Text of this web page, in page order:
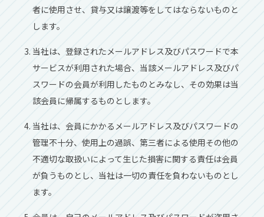
者に使⽤させ、貸与⼜は譲渡等をしてはならないものと
します。
当社は、登録されたメールアドレス及びパスワードで本
サービスが利⽤された場合、当該メールアドレス及びパ
スワードの会員が利⽤したものとみなし、その効果は当
該会員に帰属するものとします。
当社は、会員にかかるメールアドレス及びパスワードの
管理不⼗分、使⽤上の過誤、第三者による使⽤その他の
不適切な取扱いによって⽣じた損害に関する責任は会員
が負うものとし、当社は⼀切の責任を負わないものとし
ます。